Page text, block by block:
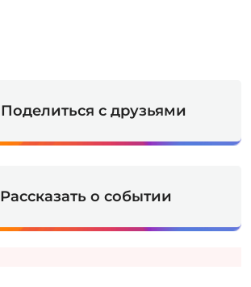
Поделиться с друзьями
Рассказать о событии